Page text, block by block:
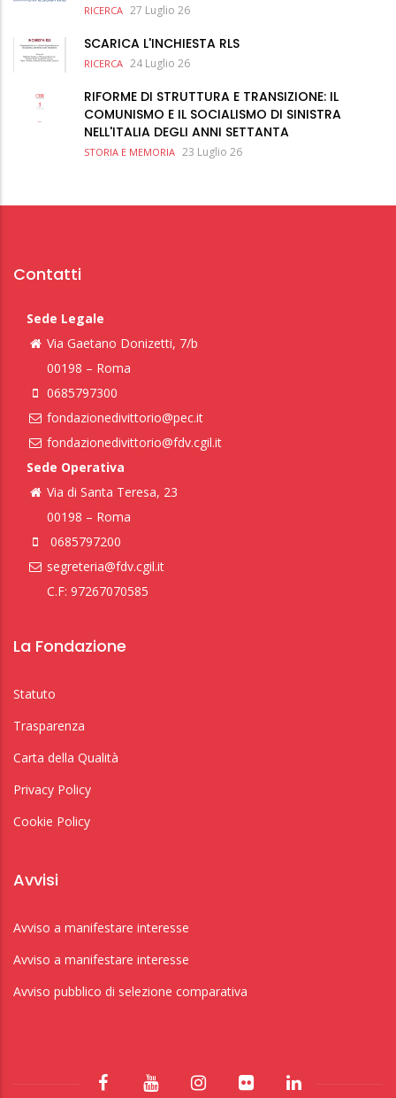
RICERCA 27 Luglio 26
SCARICA L'INCHIESTA RLS
RICERCA 24 Luglio 26
RIFORME DI STRUTTURA E TRANSIZIONE: IL
COMUNISMO E IL SOCIALISMO DI SINISTRA
NELL'ITALIA DEGLI ANNI SETTANTA
STORIA E MEMORIA 23 Luglio 26
Contatti
Sede Legale
Via Gaetano Donizetti, 7/b
00198 – Roma
0685797300
fondazionedivittorio@pec.it
fondazionedivittorio@fdv.cgil.it
Sede Operativa
Via di Santa Teresa, 23
00198 – Roma
0685797200
segreteria@fdv.cgil.it
C.F: 97267070585
La Fondazione
Statuto
Trasparenza
Carta della Qualità
Privacy Policy
Cookie Policy
Avvisi
Avviso a manifestare interesse
Avviso a manifestare interesse
Avviso pubblico di selezione comparativa